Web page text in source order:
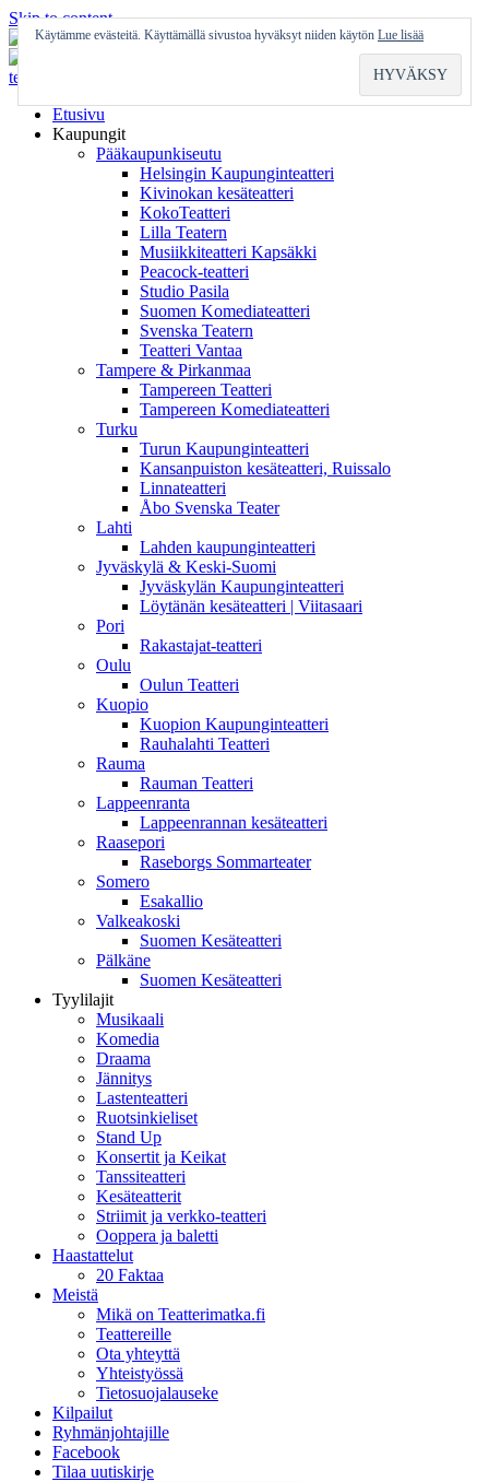
Skip to content
Etusivu
Kaupungit
Pääkaupunkiseutu
Helsingin Kaupunginteatteri
Kivinokan kesäteatteri
KokoTeatteri
Lilla Teatern
Musiikkiteatteri Kapsäkki
Peacock-teatteri
Studio Pasila
Suomen Komediateatteri
Svenska Teatern
Teatteri Vantaa
Tampere & Pirkanmaa
Tampereen Teatteri
Tampereen Komediateatteri
Turku
Turun Kaupunginteatteri
Kansanpuiston kesäteatteri, Ruissalo
Linnateatteri
Åbo Svenska Teater
Lahti
Lahden kaupunginteatteri
Jyväskylä & Keski-Suomi
Jyväskylän Kaupunginteatteri
Löytänän kesäteatteri | Viitasaari
Pori
Rakastajat-teatteri
Oulu
Oulun Teatteri
Kuopio
Kuopion Kaupunginteatteri
Rauhalahti Teatteri
Rauma
Rauman Teatteri
Lappeenranta
Lappeenrannan kesäteatteri
Raasepori
Raseborgs Sommarteater
Somero
Esakallio
Valkeakoski
Suomen Kesäteatteri
Pälkäne
Suomen Kesäteatteri
Tyylilajit
Musikaali
Komedia
Draama
Jännitys
Lastenteatteri
Ruotsinkieliset
Stand Up
Konsertit ja Keikat
Tanssiteatteri
Kesäteatterit
Striimit ja verkko-teatteri
Ooppera ja baletti
Haastattelut
20 Faktaa
Meistä
Mikä on Teatterimatka.fi
Teattereille
Ota yhteyttä
Yhteistyössä
Tietosuojalauseke
Kilpailut
Ryhmänjohtajille
Facebook
Tilaa uutiskirje
Käytämme evästeitä. Käyttämällä sivustoa hyväksyt niiden käytön Lue lisää